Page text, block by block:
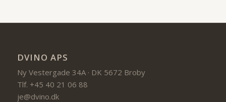
DVINO APS
Ny Vestergade 34A · DK 5672 Broby
Tlf. +45 40 21 06 88
je@dvino.dk